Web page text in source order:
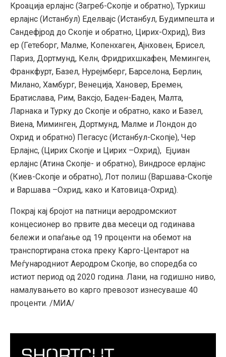
Кроација ерлајнс (Загреб-Скопје и обратно), Туркиш
ерлајнс (Истанбул) Еделвајс (Истанбул, Будимпешта и
Сандефјрод до Скопје и обратно, Цирих-Охрид), Виз
ер (Гетеборг, Малме, Копенхаген, Ајнховен, Брисел,
Париз, Дортмунд, Келн, Фридрихшкафен, Меминген,
Франкфурт, Базел, Нурејмберг, Барселона, Берлин,
Милано, Хамбург, Венеција, Хановер, Бремен,
Братислава, Рим, Ваксјо, Баден-Баден, Малта,
Ларнака и Турку до Скопје и обратно, како и Базел,
Виена, Миминген, Дортмунд, Малме и Лондон до
Охрид и обратно) Пегасус (Истанбул-Скопје), Чер
Ерлајнс, (Цирих Скопје и Цирих –Охрид), Ејџиан
ерлајнс (Атина Скопје- и обратно), Виндросе ерлајнс
(Киев-Скопје и обратно), Лот полиш (Варшава-Скопје
и Варшава –Охрид, како и Катовица-Охрид).
Покрај кај бројот на патници аеродромскиот
концесионер во првите два месеци од годинава
бележи и опаѓање од 19 проценти на обемот на
транспортирана стока преку Карго-Центарот на
Меѓународниот Аеродром Скопје, во споредба со
истиот период од 2020 година. Лани, на годишно ниво,
намалувањето во карго превозот изнесуваше 40
проценти. /МИА/